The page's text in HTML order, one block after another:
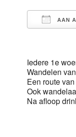
AAN
Iedere 1e
Wandelen
Een route
Ook
Na afloop